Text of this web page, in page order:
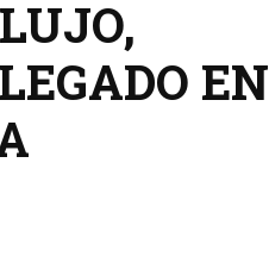
EN